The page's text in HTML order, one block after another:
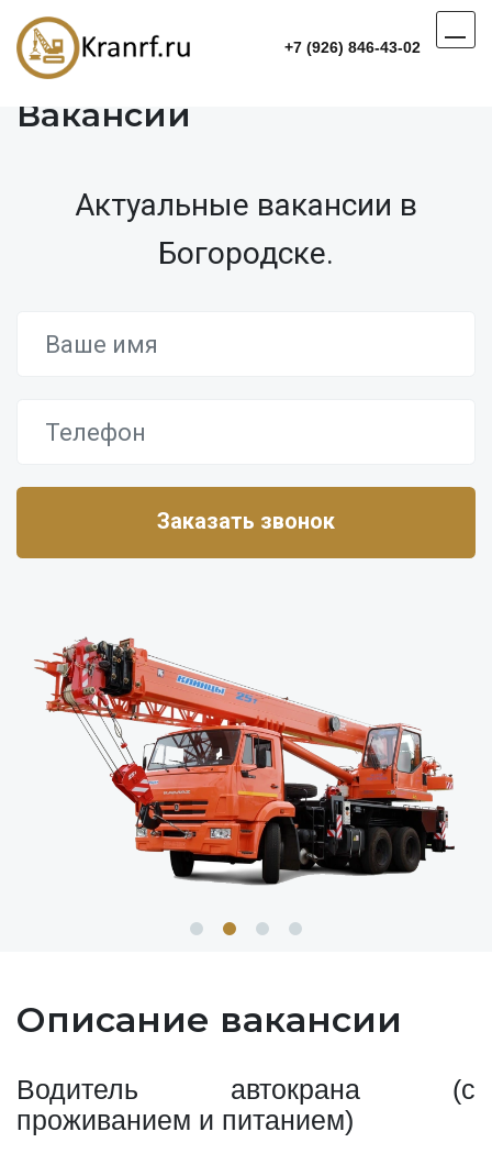
+7 (926) 846-43-02
Вакансии
Актуальные вакансии в
Богородске.
Описание вакансии
Водитель автокрана (с
проживанием и питанием)